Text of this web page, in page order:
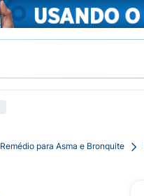
Remédio para Asma e Bronquite